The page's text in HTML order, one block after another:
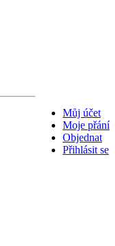
Můj účet
Moje přání
Objednat
Přihlásit se